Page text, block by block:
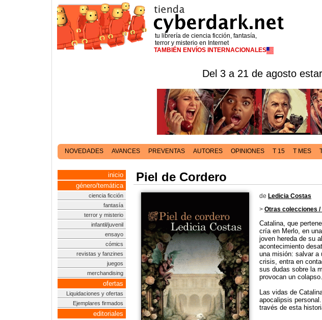
tu librería de ciencia ficción, fantasía,
terror y misterio en Internet
TAMBIÉN ENVÍOS INTERNACIONALES
Del 3 a 21 de agosto
NOVEDADES AVANCES PREVENTAS AUTORES OPINIONES T 15 T MES
inicio
género/temática
ciencia ficción
fantasía
terror y misterio
infantil/juvenil
ensayo
cómics
revistas y fanzines
juegos
merchandising
ofertas
Liquidaciones y ofertas
Ejemplares firmados
editoriales
Piel de Cordero
de Ledicia Costas
> Otras colecciones
Catalina, que
cría en Merlo, en
joven hereda de su
acontecimiento
una misión: salvar a
crisis, entra en
sus dudas sobre la
provocan un colapso.
Las vidas de
apocalipsis
través de esta